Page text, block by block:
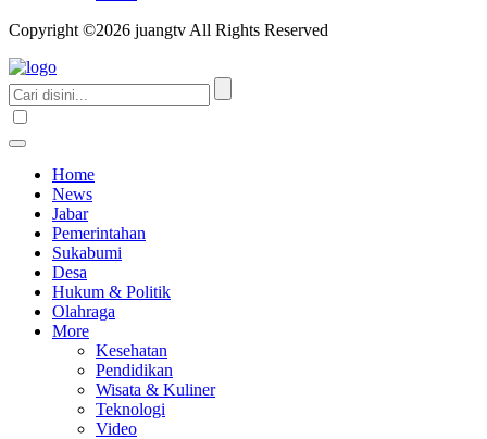
Copyright ©2026 juangtv All Rights Reserved
Home
News
Jabar
Pemerintahan
Sukabumi
Desa
Hukum & Politik
Olahraga
More
Kesehatan
Pendidikan
Wisata & Kuliner
Teknologi
Video